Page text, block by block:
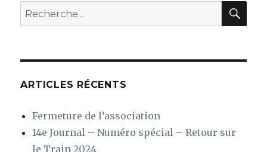
Recherche
pour
ARTICLES RÉCENTS
Fermeture de l’association
14e Journal – Numéro spécial – Retour sur
le Train 2024